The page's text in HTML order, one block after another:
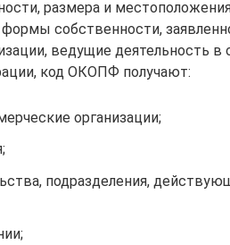
размера и
собственности,
ведущие деятельность
код ОКОПФ получают:
организации;
подразделения,